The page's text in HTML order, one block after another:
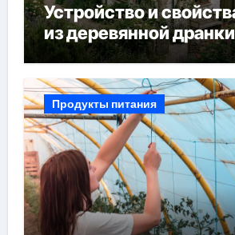
Устройство и
из деревянной дранки
Продукты питания